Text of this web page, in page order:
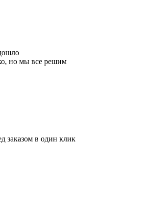
но мы все решим
заказом в один клик